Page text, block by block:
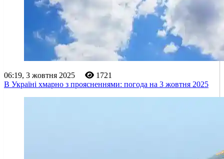
06:19, 3 жовтня 2025
1721
В Україні хмарно з проясненнями: погода на 3 жовтня 2025